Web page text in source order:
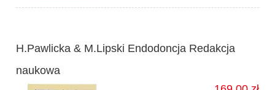
H.Pawlicka & M.Lipski Endodoncja Redakcja
naukowa